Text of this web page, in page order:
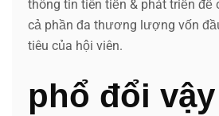
thông tin tiên tiến & phát triển để
cả phần đa thương lượng vốn
tiêu của hội viên.
phổ đổi